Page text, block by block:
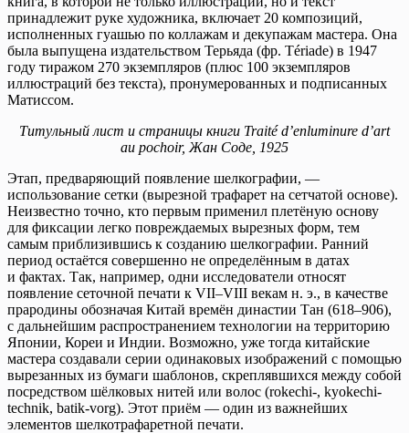
принадлежит руке художника, включает 20 композиций,
исполненных гуашью по коллажам и декупажам мастера. Она
была выпущена издательством Терьяда (фр. Tériade) в 1947
году тиражом 270 экземпляров (плюс 100 экземпляров
иллюстраций без текста), пронумерованных и подписанных
Матиссом.
Титульный лист и страницы книги Traité d’enluminure d’art
au pochoir, Жан Соде, 1925
Этап, предваряющий появление шелкографии, —
использование сетки (вырезной трафарет на сетчатой основе).
Неизвестно точно, кто первым применил плетёную основу
для фиксации легко повреждаемых вырезных форм, тем
самым приблизившись к созданию шелкографии. Ранний
период остаётся совершенно не определённым в датах
и фактах. Так, например, одни исследователи относят
появление сеточной печати к VII–VIII векам н. э., в качестве
прародины обозначая Китай времён династии Тан (618–906),
с дальнейшим распространением технологии на территорию
Японии, Кореи и Индии. Возможно, уже тогда китайские
мастера создавали серии одинаковых изображений с помощью
вырезанных из бумаги шаблонов, скреплявшихся между собой
посредством шёлковых нитей или волос (rokechi-, kyokechi-
technik, batik-vorg). Этот приём — один из важнейших
элементов шелкотрафаретной печати.